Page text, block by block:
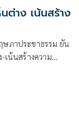
ต่าง เน้นสร้าง
ษภาประชาธรรม ยัน
เน้นสร้างความ